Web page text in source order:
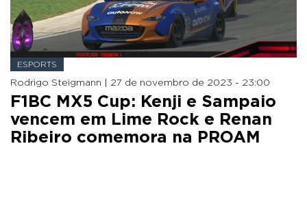
ESPORTS
Rodrigo Steigmann | 27 de novembro de 2023 - 23:00
F1BC MX5 Cup: Kenji e Sampaio
vencem em Lime Rock e Renan
Ribeiro comemora na PROAM